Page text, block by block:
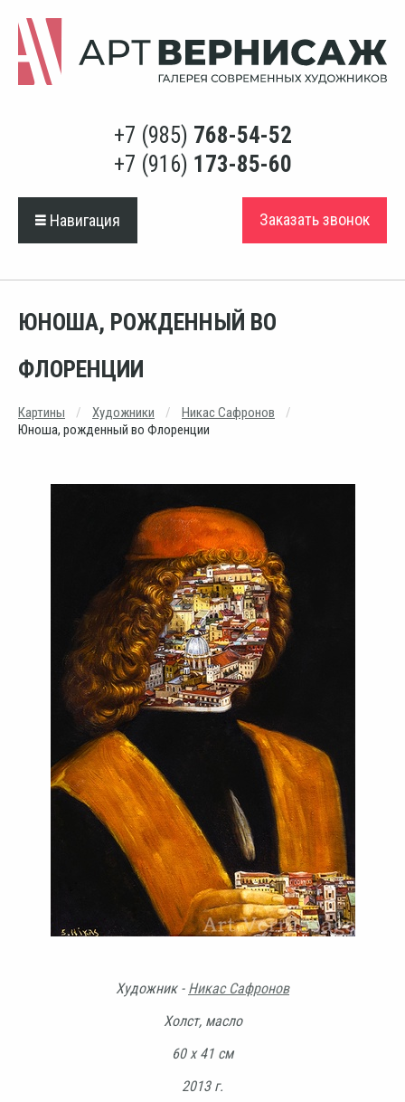
+7 (985) 768-54-52
+7 (916) 173-85-60
Навигация Заказать звонок
ЮНОША, РОЖДЕННЫЙ ВО
ФЛОРЕНЦИИ
Картины Художники
Никас Сафронов
Юноша, рожденный во Флоренции
Художник - Никас Сафронов
Холст, масло
60 х 41 см
2013 г.